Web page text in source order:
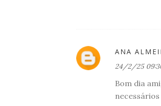
ANA
24/2/25
Bom dia